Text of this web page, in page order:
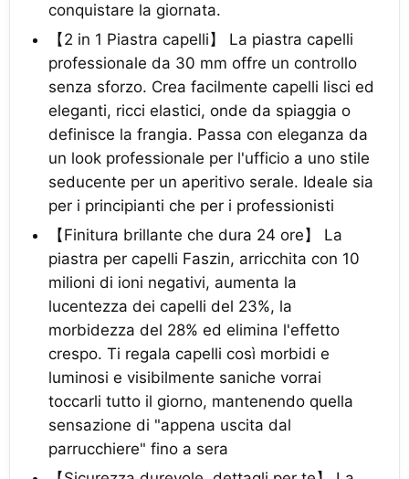
conquistare la giornata.
【2 in 1 Piastra capelli】 La piastra capelli
professionale da 30 mm offre un controllo
senza sforzo. Crea facilmente capelli lisci ed
eleganti, ricci elastici, onde da spiaggia o
definisce la frangia. Passa con eleganza da
un look professionale per l'ufficio a uno stile
seducente per un aperitivo serale. Ideale sia
per i principianti che per i professionisti
【Finitura brillante che dura 24 ore】 La
piastra per capelli Faszin, arricchita con 10
milioni di ioni negativi, aumenta la
lucentezza dei capelli del 23%, la
morbidezza del 28% ed elimina l'effetto
crespo. Ti regala capelli così morbidi e
luminosi e visibilmente saniche vorrai
toccarli tutto il giorno, mantenendo quella
sensazione di "appena uscita dal
parrucchiere" fino a sera